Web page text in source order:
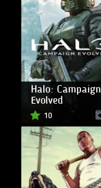
Halo: Campaign
Evolved
10